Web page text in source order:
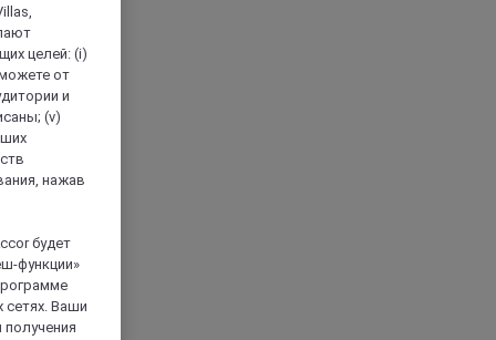
целей: (i)
от
и
(v)
нажав
будет
функции»
сетях. Ваши